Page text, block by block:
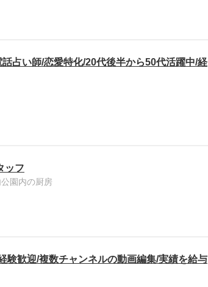
占い師/恋愛特化/20代後半から50代活躍中/経
ッフ
園内の厨房
験歓迎/複数チャンネルの動画編集/実績を給与